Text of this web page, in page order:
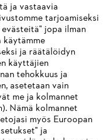
ja vastaavia
tarjoamiseksi
jopa ilman
ja räätälöidyn
käyttäjien
tehokkuus ja
asetetaan vain
me ja kolmannet
Nämä kolmannet
myös Euroopan
ja